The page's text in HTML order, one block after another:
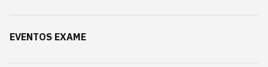
EVENTOS EXAME